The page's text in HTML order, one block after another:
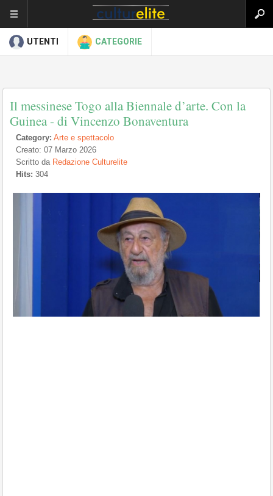
UTENTI CATEGORIE
Il messinese Togo alla Biennale d’arte. Con la
Guinea - di Vincenzo Bonaventura
Category: Arte e spettacolo
Creato: 07 Marzo 2026
Scritto da Redazione Culturelite
Hits: 304